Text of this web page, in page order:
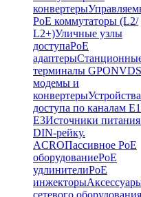
конвертеры
PoE коммутаторы (L2/
L2+)Уличные узлы
доступаPoE
адаптеры
терминалы GPON
модемы и
конвертерыУстройства
доступа по каналам
E3Источники
DIN-рейку.
ACROПассивное PoE
оборудованиеPoE
удлинителиPoE
инжекторы
сетевого